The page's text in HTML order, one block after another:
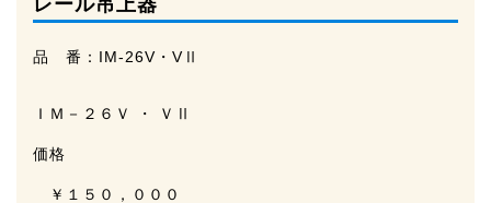
レール吊上器
品 番： IM-26V・VⅡ
ＩＭ－２６Ｖ ・ ＶⅡ
価格
￥１５０，０００